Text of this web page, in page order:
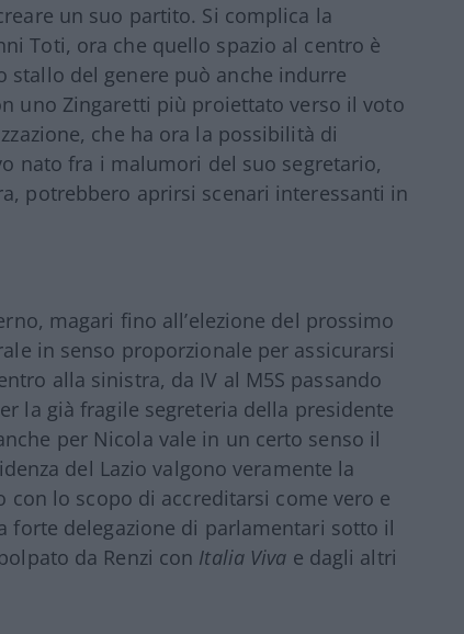
un suo partito. Si complica la
Toti, ora che quello spazio al centro è
stallo del genere può anche indurre
uno Zingaretti più proiettato verso il voto
che ha ora la possibilità di
nato fra i malumori del suo segretario,
potrebbero aprirsi scenari interessanti in
magari fino all’elezione del prossimo
in senso proporzionale per assicurarsi
alla sinistra, da IV al M5S passando
la già fragile segreteria della presidente
per Nicola vale in un certo senso il
del Lazio valgono veramente la
lo scopo di accreditarsi come vero e
delegazione di parlamentari sotto il
da Renzi con Italia Viva e dagli altri